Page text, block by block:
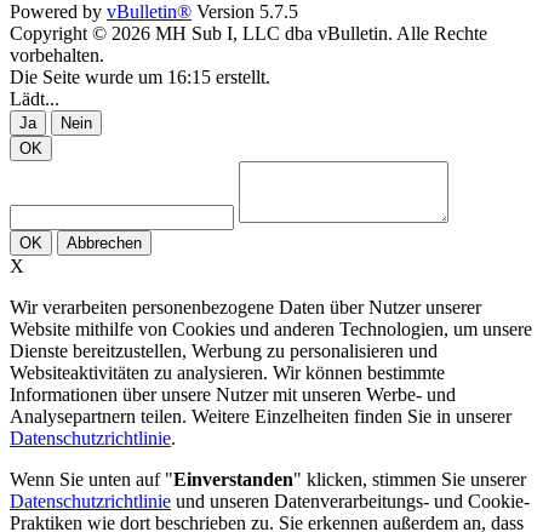
Powered by vBulletin® Version 5.7.5
Copyright © 2026 MH Sub I, LLC dba vBulletin. Alle Rechte
vorbehalten.
Die Seite wurde um 16:15 erstellt.
Lädt...
Ja
Nein
OK
OK Abbrechen
X
Wir verarbeiten personenbezogene Daten über Nutzer unserer
Website mithilfe von Cookies und anderen Technologien, um unsere
Dienste bereitzustellen, Werbung zu personalisieren und
Websiteaktivitäten zu analysieren. Wir können bestimmte
Informationen über unsere Nutzer mit unseren Werbe- und
Analysepartnern teilen. Weitere Einzelheiten finden Sie in unserer
Datenschutzrichtlinie.
Wenn Sie unten auf "Einverstanden" klicken, stimmen Sie unserer
Datenschutzrichtlinie und unseren Datenverarbeitungs- und Cookie-
Praktiken wie dort beschrieben zu. Sie erkennen außerdem an, dass